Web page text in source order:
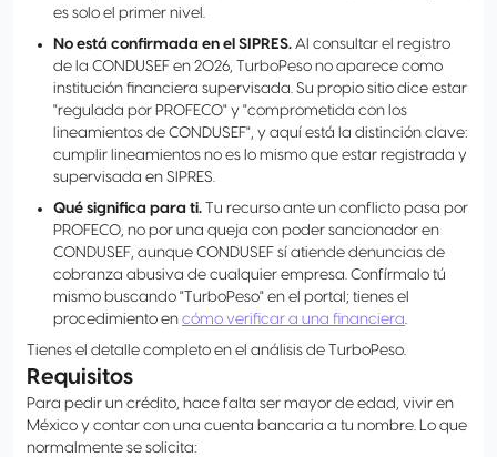
es solo el primer nivel.
No está confirmada en el SIPRES. Al consultar el registro
de la CONDUSEF en 2026, TurboPeso no aparece como
institución financiera supervisada. Su propio sitio dice estar
"regulada por PROFECO" y "comprometida con los
lineamientos de CONDUSEF", y aquí está la distinción clave:
cumplir lineamientos no es lo mismo que estar registrada y
supervisada en SIPRES.
Qué significa para ti. Tu recurso ante un conflicto pasa por
PROFECO, no por una queja con poder sancionador en
CONDUSEF, aunque CONDUSEF sí atiende denuncias de
cobranza abusiva de cualquier empresa. Confírmalo tú
mismo buscando "TurboPeso" en el portal; tienes el
procedimiento en cómo verificar a una financiera.
Tienes el detalle completo en el análisis de TurboPeso.
Requisitos
Para pedir un crédito, hace falta ser mayor de edad, vivir en
México y contar con una cuenta bancaria a tu nombre. Lo que
normalmente se solicita: